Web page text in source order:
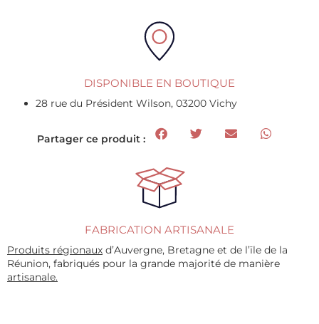
DISPONIBLE EN BOUTIQUE
28 rue du Président Wilson, 03200 Vichy
Partager ce produit :
FABRICATION ARTISANALE
Produits régionaux d’Auvergne, Bretagne et de l’ïle de la
Réunion, fabriqués pour la grande majorité de manière
artisanale.